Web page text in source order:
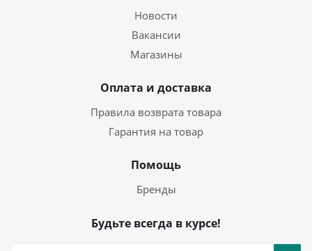
Новости
Вакансии
Магазины
Оплата и доставка
Правила возврата товара
Гарантия на товар
Помощь
Бренды
Будьте всегда в курсе!